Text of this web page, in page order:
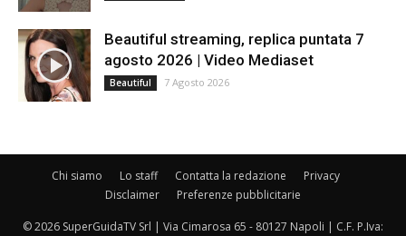
Beautiful streaming, replica puntata 7
agosto 2026 | Video Mediaset
Beautiful 7 Agosto 2026
Chi siamo Lo staff Contatta la redazione
Privacy
Disclaimer
Preferenze pubblicitarie
© 2026 SuperGuidaTV Srl | Via Cimarosa 65 - 80127 Napoli | C.F. P.Iva: